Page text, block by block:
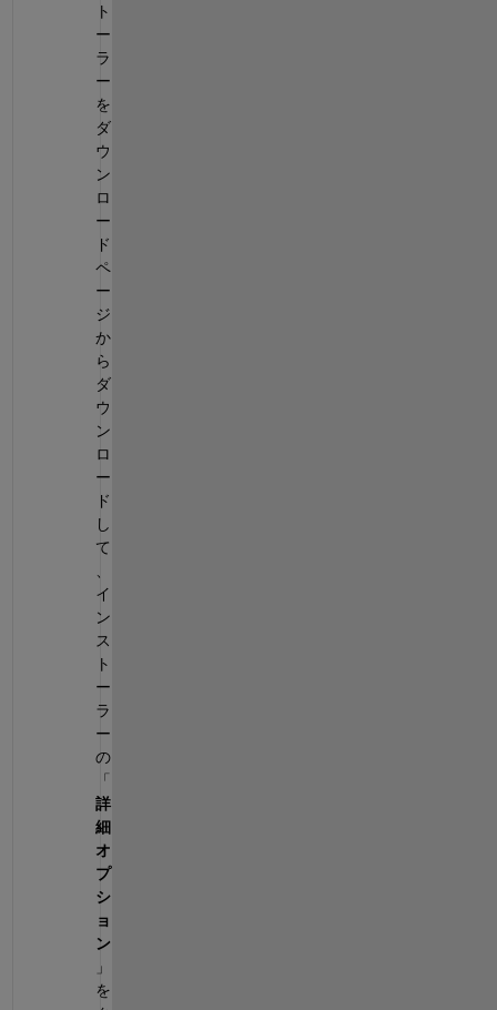
ト
ー
ラ
ー
を
ダ
ウ
ン
ロ
ー
ド
ペ
ー
ジ
か
ら
ダ
ウ
ン
ロ
ー
ド
し
て
イ
ン
ス
ト
ー
ラ
ー
の
「
詳
細
オ
プ
シ
ョ
ン
」
を